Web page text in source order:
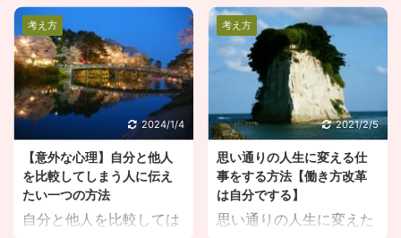
方法を知りたい、何か行
動したいけど時間が無
い、、、 このままでいい
のだろうか？こういった
悩みを解決していきまし
ょう。 目次１．思い通り
で楽しい人生に変わる方
法は、とことん好きなこ
とだけをする。 ２．今か
ら行動するための時間と
仕掛けを作る 思い通りの
先日炎上しましたね。そ
もそも甘えなのか周囲の
サポートが重要世の中そ
んなに甘くないいろんな
意見があると思います
が、こんな悩みを解決し
ていきます。 目次 １．
「産後うつ」は、もちろ
ん甘えではない【周囲の
サポートが重要】２．世
の中そんなに甘くない、
考え方
2024/1/4
【意外な心理】自分と他人
を比較してしまう人に伝え
たい一つの方法
自分と他人を比較しては
考え方
2021/2/5
思い通りの人生に変える仕
事をする方法【働き方改革
は自分でする】
思い通りの人生に変えた